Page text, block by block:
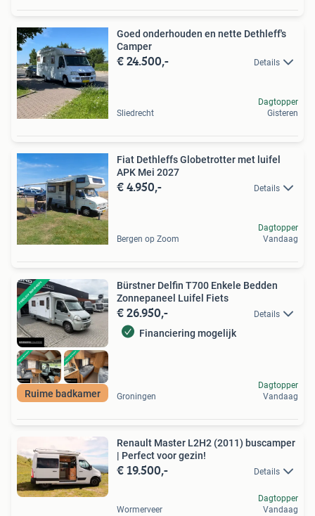
Goed onderhouden en nette Dethleff's
Camper
€ 24.500,- Details
Sliedrecht
Dagtopper
Gisteren
Fiat Dethleffs Globetrotter met luifel
APK Mei 2027
€ 4.950,- Details
Bergen op Zoom
Dagtopper
Vandaag
Ruime badkamer
Bürstner Delfin T700 Enkele Bedden
Zonnepaneel Luifel Fiets
€ 26.950,- Details
Financiering mogelijk
Groningen
Dagtopper
Vandaag
Renault Master L2H2 (2011) buscamper
| Perfect voor gezin!
€ 19.500,- Details
Wormerveer
Dagtopper
Vandaag